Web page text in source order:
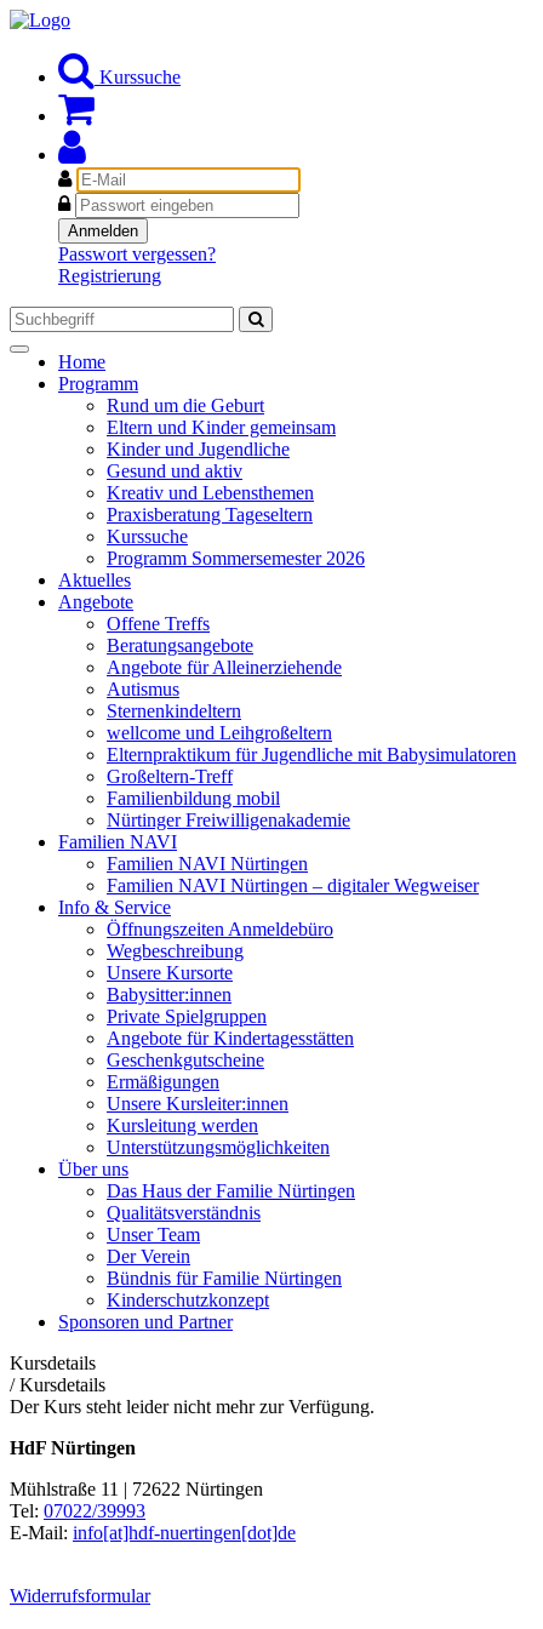
Kurssuche
E-
Mail
Passwort
Anmelden
Passwort vergessen?
Registrierung
Toggle
navigation
Home
Programm
Rund um die Geburt
Eltern und Kinder gemeinsam
Kinder und Jugendliche
Gesund und aktiv
Kreativ und Lebensthemen
Praxisberatung Tageseltern
Kurssuche
Programm Sommersemester 2026
Aktuelles
Angebote
Offene Treffs
Beratungsangebote
Angebote für Alleinerziehende
Autismus
Sternenkindeltern
wellcome und Leihgroßeltern
Elternpraktikum für Jugendliche mit Babysimulatoren
Großeltern-Treff
Familienbildung mobil
Nürtinger Freiwilligenakademie
Familien NAVI
Familien NAVI Nürtingen
Familien NAVI Nürtingen – digitaler Wegweiser
Info & Service
Öffnungszeiten Anmeldebüro
Wegbeschreibung
Unsere Kursorte
Babysitter:innen
Private Spielgruppen
Angebote für Kindertagesstätten
Geschenkgutscheine
Ermäßigungen
Unsere Kursleiter:innen
Kursleitung werden
Unterstützungsmöglichkeiten
Über uns
Das Haus der Familie Nürtingen
Qualitätsverständnis
Unser Team
Der Verein
Bündnis für Familie Nürtingen
Kinderschutzkonzept
Sponsoren und Partner
Kursdetails
/Kursdetails
Der Kurs steht leider nicht mehr zur Verfügung.
HdF Nürtingen
Mühlstraße 11 | 72622 Nürtingen
Tel: 07022/39993
E-Mail: info[at]hdf-nuertingen[dot]de
Widerrufsformular